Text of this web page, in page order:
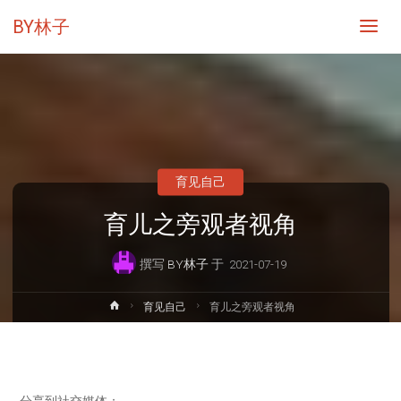
BY林子
育儿之旁观者视角
撰写 BY林子 于 2021-07-19
育见自己
首
页
育见自己 育儿之旁观者视角